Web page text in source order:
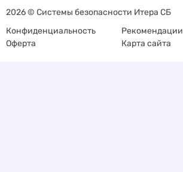
2026 © Системы безопасности Итера СБ
Конфиденциальность
Рекомендации
Оферта
Карта сайта